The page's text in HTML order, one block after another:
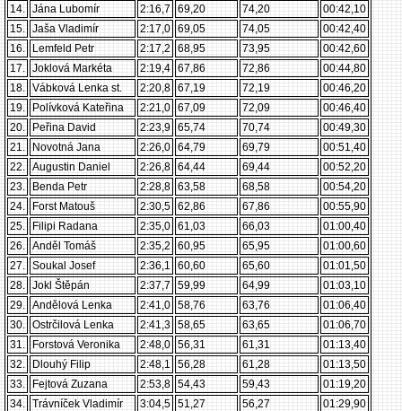
14. Jána Lubomír 2:16,7 69,20 74,20
00:42,10
15. Jaša Vladimír 2:17,0 69,05 74,05
00:42,40
16.
Lemfeld Petr 2:17,2 68,95 73,95
00:42,60
17. Joklová Markéta 2:19,4 67,86 72,86
00:44,80
18. Vábková Lenka st. 2:20,8 67,19 72,19
00:46,20
19.
Polívková Kateřina 2:21,0 67,09 72,09
00:46,40
20.
Peřina David 2:23,9 65,74 70,74
00:49,30
21.
Novotná Jana 2:26,0 64,79 69,79
00:51,40
22. Augustin Daniel 2:26,8 64,44 69,44
00:52,20
23.
Benda Petr 2:28,8 63,58 68,58
00:54,20
24.
Forst Matouš 2:30,5 62,86 67,86
00:55,90
25.
Filipi Radana 2:35,0 61,03 66,03
01:00,40
26. Anděl Tomáš 2:35,2 60,95 65,95
01:00,60
27. Soukal Josef 2:36,1 60,60 65,60
01:01,50
28. Jokl Štěpán 2:37,7 59,99 64,99
01:03,10
29. Andělová Lenka 2:41,0 58,76 63,76
01:06,40
30. Ostrčilová Lenka 2:41,3 58,65 63,65
01:06,70
31.
Forstová Veronika 2:48,0 56,31 61,31
01:13,40
32.
Dlouhý Filip 2:48,1 56,28 61,28
01:13,50
33.
Fejtová Zuzana 2:53,8 54,43 59,43
01:19,20
34. Trávníček Vladimír 3:04,5 51,27 56,27
01:29,90